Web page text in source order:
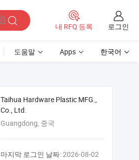
내 RFQ 등록 로그인
도움말 Apps 한국어
Taihua Hardware Plastic MFG.,
Co., Ltd.
Guangdong, 중국
마지막 로그인 날짜:2026-08-02